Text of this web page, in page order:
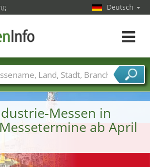
Messen in
ab April
Deutsch
Toggle
Länder Städte
Branchen